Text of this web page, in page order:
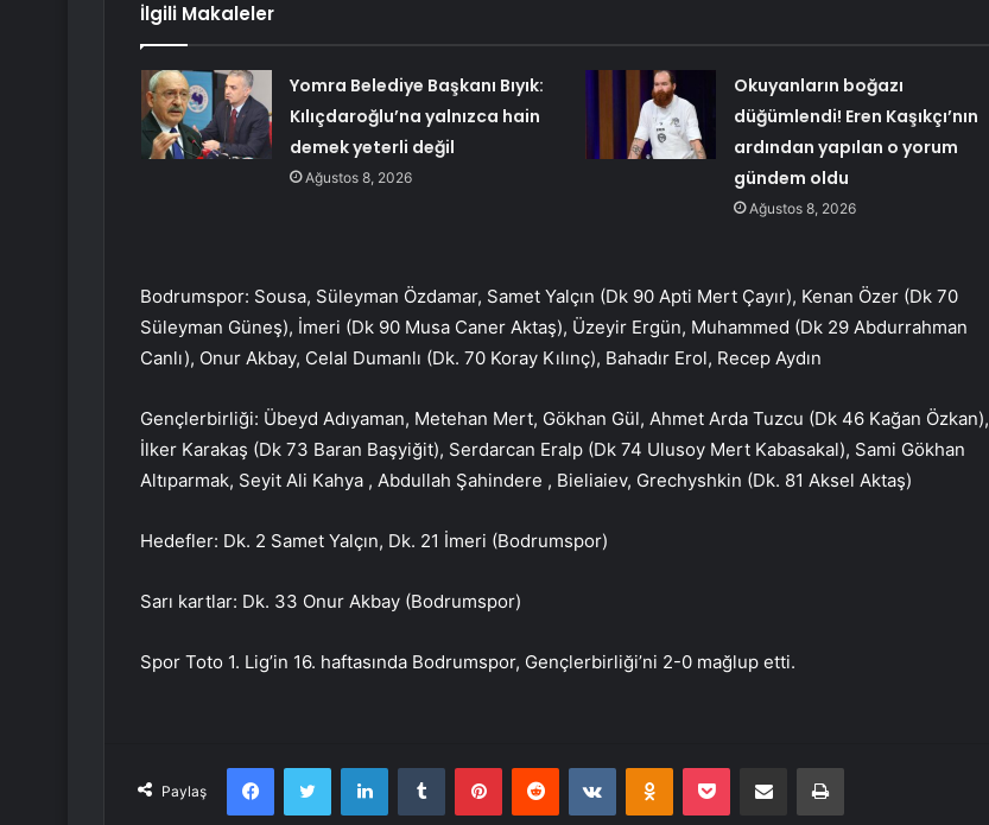
İlgili Makaleler
Yomra Belediye Başkanı Bıyık:
Kılıçdaroğlu’na yalnızca hain
demek yeterli değil
Ağustos 8, 2026
Okuyanların boğazı
düğümlendi! Eren Kaşıkçı’nın
ardından yapılan o yorum
gündem oldu
Ağustos 8, 2026
Bodrumspor: Sousa, Süleyman Özdamar, Samet Yalçın (Dk 90 Apti Mert Çayır), Kenan Özer (Dk 70
Süleyman Güneş), İmeri (Dk 90 Musa Caner Aktaş), Üzeyir Ergün, Muhammed (Dk 29 Abdurrahman
Canlı), Onur Akbay, Celal Dumanlı (Dk. 70 Koray Kılınç), Bahadır Erol, Recep Aydın
Gençlerbirliği: Übeyd Adıyaman, Metehan Mert, Gökhan Gül, Ahmet Arda Tuzcu (Dk 46 Kağan Özkan),
İlker Karakaş (Dk 73 Baran Başyiğit), Serdarcan Eralp (Dk 74 Ulusoy Mert Kabasakal), Sami Gökhan
Altıparmak, Seyit Ali Kahya , Abdullah Şahindere , Bieliaiev, Grechyshkin (Dk. 81 Aksel Aktaş)
Hedefler: Dk. 2 Samet Yalçın, Dk. 21 İmeri (Bodrumspor)
Sarı kartlar: Dk. 33 Onur Akbay (Bodrumspor)
Spor Toto 1. Lig’in 16. haftasında Bodrumspor, Gençlerbirliği’ni 2-0 mağlup etti.
Paylaş
FacebookTwitter LinkedInTumblr PinterestReddit VKontakteOdnoklassniki
Pocket E-Posta ile paylaş Yazdır